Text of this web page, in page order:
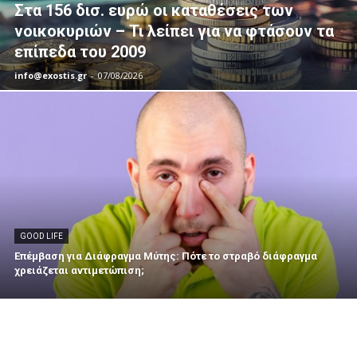
Στα 156 δισ. ευρώ οι καταθέσεις των
νοικοκυριών – Τι λείπει για να φτάσουν τα
επίπεδα του 2009
info@exostis.gr - 07/08/2026
GOOD LIFE
Επέμβαση για Διάφραγμα Μύτης: Πότε το στραβό διάφραγμα
χρειάζεται αντιμετώπιση;